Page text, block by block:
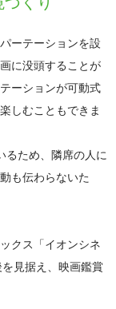
ーテーションを設
に没頭することが
ーションが可動式
しむこともできま
るため、隣席の人に
も伝わらないた
クス「イオンシネ
見据え、映画鑑賞